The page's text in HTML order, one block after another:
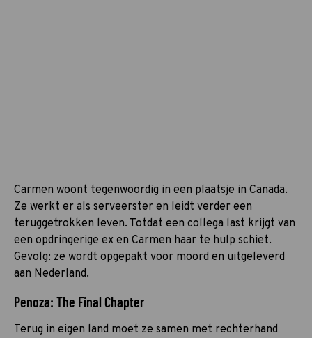
Carmen woont tegenwoordig in een plaatsje in Canada.
Ze werkt er als serveerster en leidt verder een
teruggetrokken leven. Totdat een collega last krijgt van
een opdringerige ex en Carmen haar te hulp schiet.
Gevolg: ze wordt opgepakt voor moord en uitgeleverd
aan Nederland.
Penoza: The Final Chapter
Terug in eigen land moet ze samen met rechterhand